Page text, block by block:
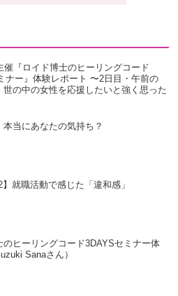
催『ロイド博士のヒーリングコード
ナー』体験レポート 〜2日目・午前の
世の中の女性を応援したいと強く思った
本当にあなたの気持ち？
】就職活動で感じた「違和感」
のヒーリングコード3DAYSセミナー体
Sanaさん）